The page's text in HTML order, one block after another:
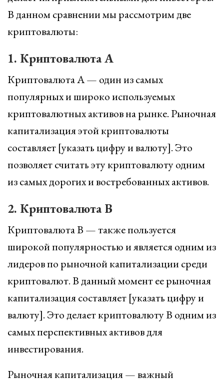
В данном сравнении мы рассмотрим две
криптовалюты:
1. Криптовалюта A
Криптовалюта A — один из самых
популярных и широко используемых
криптовалютных активов на рынке. Рыночная
капитализация этой криптовалюты
составляет [указать цифру и валюту]. Это
позволяет считать эту криптовалюту одним
из самых дорогих и востребованных активов.
2. Криптовалюта B
Криптовалюта B — также пользуется
широкой популярностью и является одним из
лидеров по рыночной капитализации среди
криптовалют. В данный момент ее рыночная
капитализация составляет [указать цифру и
валюту]. Это делает криптовалюту B одним из
самых перспективных активов для
инвестирования.
Рыночная капитализация — важный